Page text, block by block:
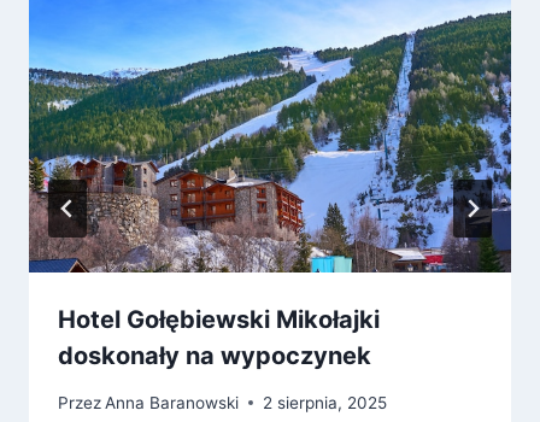
Hotel Gołębiewski Mikołajki
doskonały na wypoczynek
PrzezAnna Baranowski 2 sierpnia, 2025